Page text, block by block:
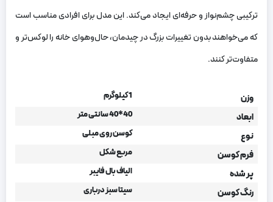
ترکیبی چشم‌نواز و حرفه‌ای ایجاد می‌کند. این مدل برای افرادی مناسب است
که می‌خواهند بدون تغییرات بزرگ در چیدمان، حال‌وهوای خانه را لوکس‌تر و
متفاوت‌تر کنند.
وزن 1 کیلوگرم
ابعاد 40*40 سانتی متر
نوع کوسن روی مبلی
فرم کوسن مربع شکل
پر شده الیاف بال فایبر
رنگ کوسن سیتا سبز درباری